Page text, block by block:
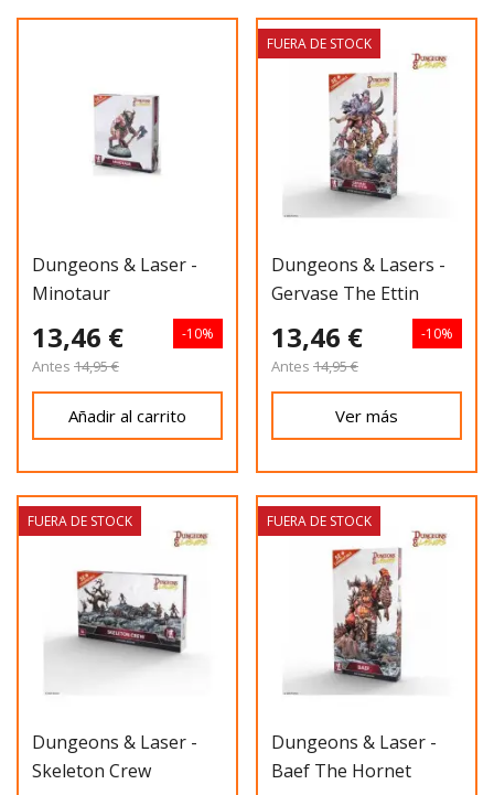
Dungeons & Laser -
Minotaur
13,46 €
Antes 14,95 €
-10%
Añadir al carrito
Dungeons & Lasers -
Gervase The Ettin
13,46 €
Antes 14,95 €
-10%
Ver más
FUERA DE STOCK
Dungeons & Laser -
Skeleton Crew
FUERA DE STOCK
Dungeons & Laser -
Baef The Hornet
FUERA DE STOCK